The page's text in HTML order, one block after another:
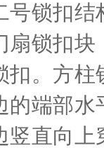
号锁扣
扇锁扣
扣。方
的端部
竖直向